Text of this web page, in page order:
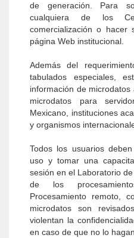
de generación. Para
cualquiera de los
comercialización o
página Web institucional.
Además del
tabulados especiales,
información de
microdatos para
Mexicano, instituciones
y organismos
Todos los usuarios
uso y tomar una
sesión en el Laboratorio
de los
Procesamiento remoto,
microdatos son
violentan la
en caso de que no lo hagan.